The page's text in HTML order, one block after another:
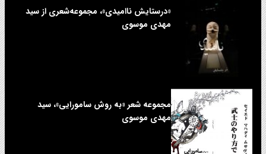
«درستایش ناامیدی»، مجموعه‌شعری از سید
مهدی موسوی
مجموعه شعر «به روش سامورایی»، سید
مهدی موسوی